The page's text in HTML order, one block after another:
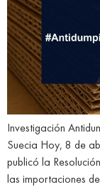
Investigación
Suecia Hoy, 8 de
publicó la
las importaciones